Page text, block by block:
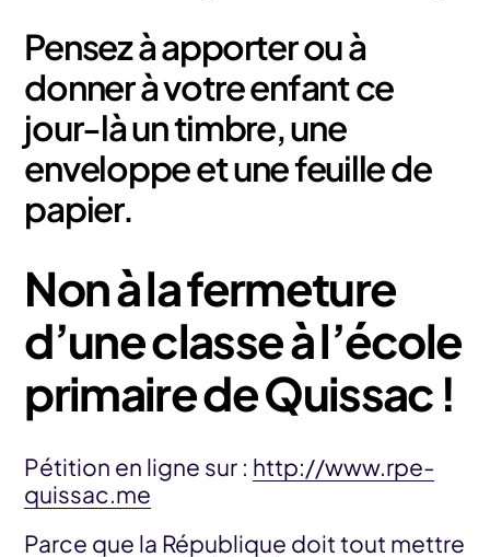
Pensez à apporter ou à
donner à votre enfant ce
jour-là un timbre, une
enveloppe et une feuille de
papier.
Non à la fermeture
d’une classe à l’école
primaire de Quissac !
Pétition en ligne sur : http://www.rpe-
quissac.me
Parce que la République doit tout mettre